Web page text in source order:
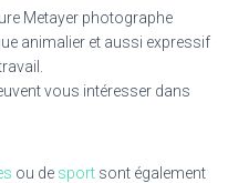
Metayer photographe
animalier et aussi expressif
vous intéresser dans
ou de sport sont également